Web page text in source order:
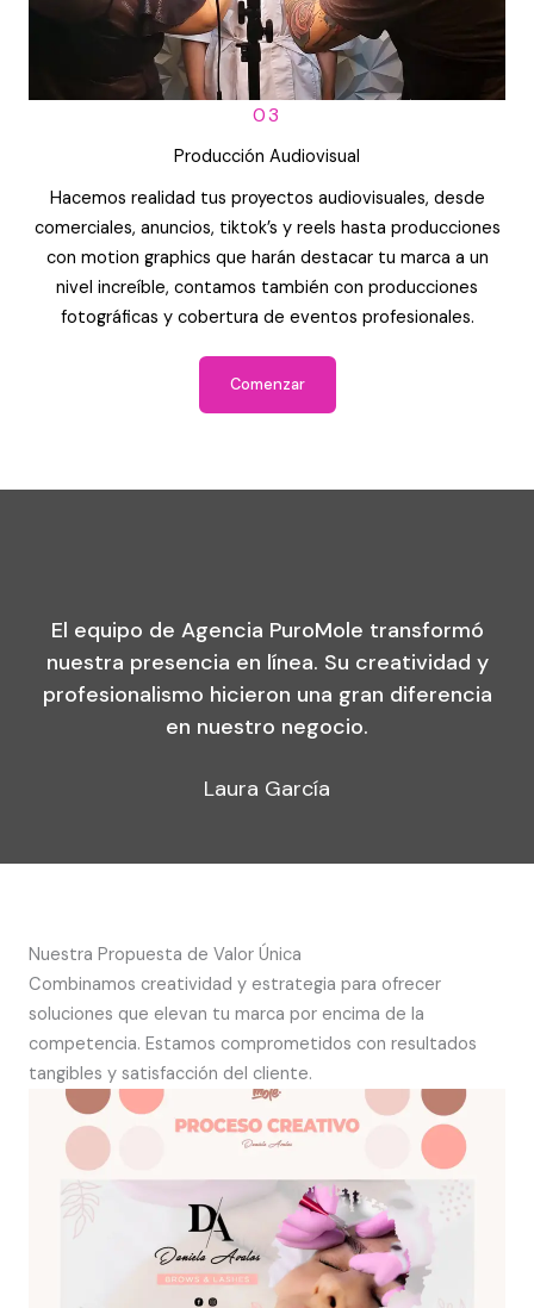
03
Producción Audiovisual
Hacemos realidad tus proyectos audiovisuales, desde
comerciales, anuncios, tiktok’s y reels hasta producciones
con motion graphics que harán destacar tu marca a un
nivel increíble, contamos también con producciones
fotográficas y cobertura de eventos profesionales.
Comenzar
El equipo de Agencia PuroMole transformó
nuestra presencia en línea. Su creatividad y
profesionalismo hicieron una gran diferencia
en nuestro negocio.
Laura García
Nuestra Propuesta de Valor Única
Combinamos creatividad y estrategia para ofrecer
soluciones que elevan tu marca por encima de la
competencia. Estamos comprometidos con resultados
tangibles y satisfacción del cliente.